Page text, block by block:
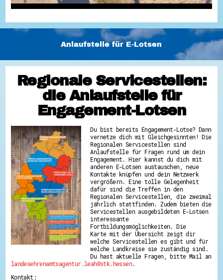
Anlaufstelle für E-Lotsen
Regionale Servicestellen:
die Anlaufstelle für
Engagement-Lotsen
Du bist bereits Engagement-Lotse? Dann
vernetze dich mit Gleichgesinnten! Die
Regionalen Servicestellen sind
Anlaufstelle für Fragen rund um dein
Engagement. Hier kannst du dich mit
anderen E-Lotsen austauschen, neue
Kontakte knüpfen und dein Netzwerk
vergrößern. Eine tolle Gelegenheit
dafür sind die Treffen in den
Regionalen Servicestellen, die zweimal
jährlich stattfinden. Zudem bieten die
Servicestellen ausgebildeten E-Lotsen
interessante
Fortbildungsmöglichkeiten. Die
Karte mit der Übersicht zeigt dir
welche Servicestellen es gibt und für
welche Landkreise sie zuständig sind.
Du hast aktuelle Fragen, bitte Mail an
landesehrenamtsagentur.leah@stk.hessen.
Kontakt: